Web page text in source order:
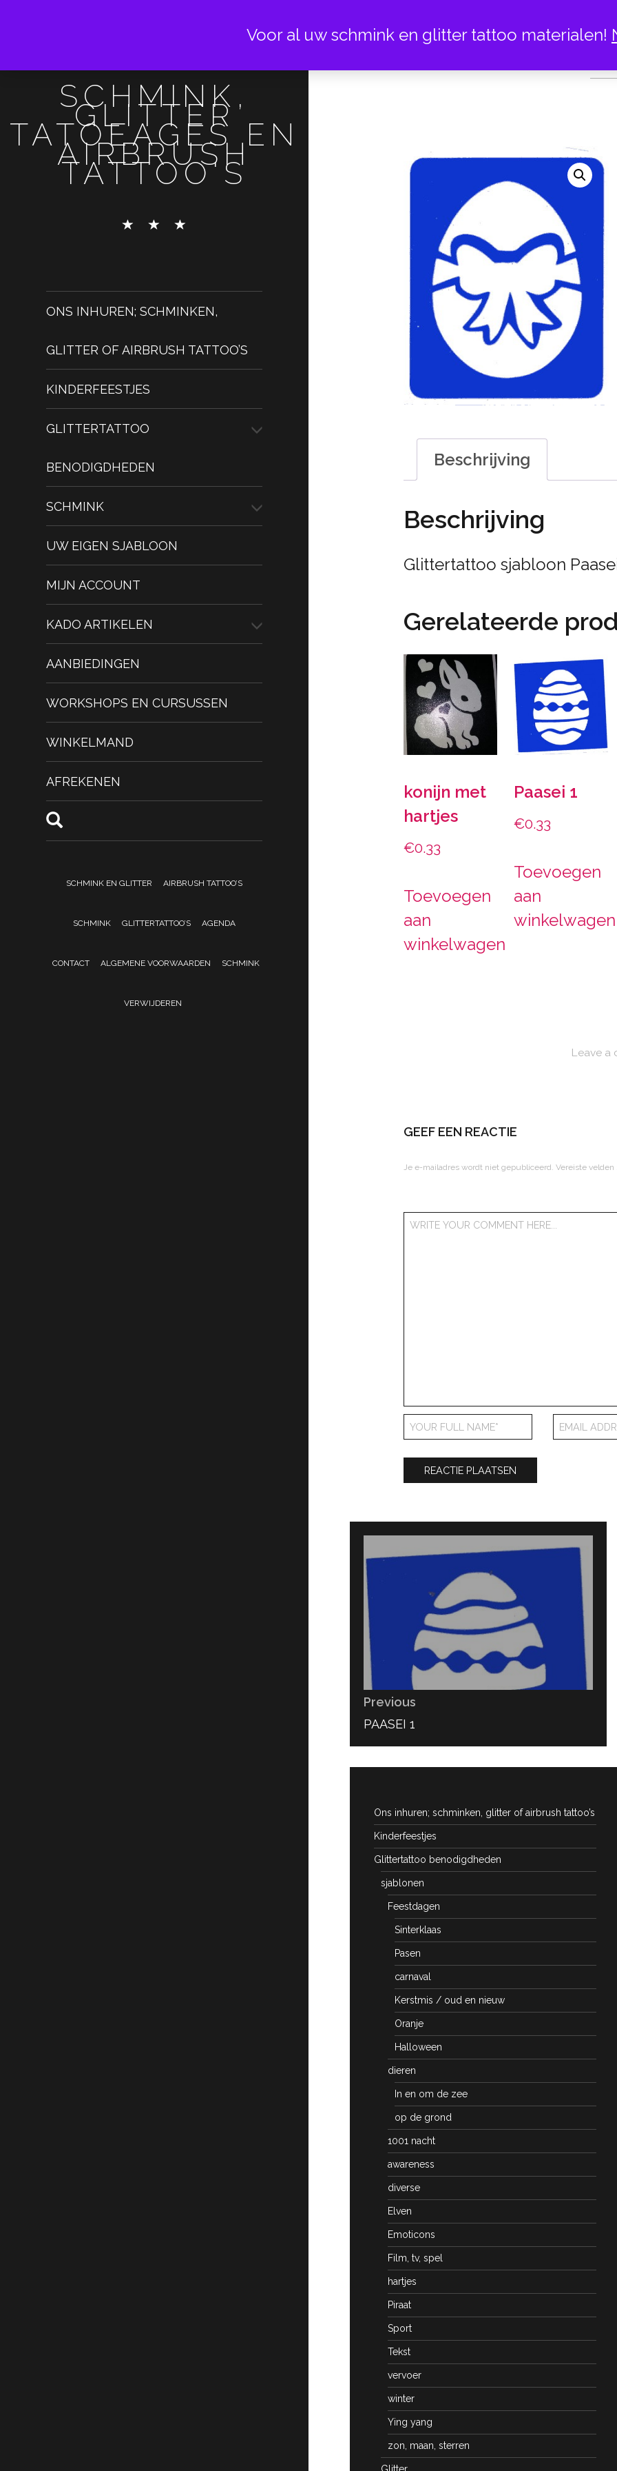
SCHMINK,
GLITTER
TATOEAGES EN
AIRBRUSH
TATTOO'S
ONS INHUREN; SCHMINKEN,
GLITTER OF AIRBRUSH TATTOO’S
KINDERFEESTJES
GLITTERTATTOO
BENODIGDHEDEN
SCHMINK
UW EIGEN SJABLOON
MIJN ACCOUNT
KADO ARTIKELEN
AANBIEDINGEN
WORKSHOPS EN CURSUSSEN
WINKELMAND
AFREKENEN
SCHMINK EN GLITTER AIRBRUSH TATTOO’S
SCHMINK GLITTERTATTOO’S AGENDA
CONTACT ALGEMENE VOORWAARDEN SCHMINK
VERWIJDEREN
Beschrijving
Beschrijving
Glittertattoo sjabloon
Gerelateerde
konijn met
hartjes
€0.33
Toevoegen
aan
winkelwagen
Paasei 1
€0.33
Toevoegen
aan
winkelwagen
Leave a
GEEF EEN REACTIE
Je e-mailadres wordt niet gepubliceerd. Vereiste
Bericht
navigatie
Previous
PREVIOUS
PAASEI 1
Ons inhuren; schminken, glitter of airbrush tattoo’s
Kinderfeestjes
Glittertattoo benodigdheden
sjablonen
Feestdagen
Sinterklaas
Pasen
carnaval
Kerstmis / oud en nieuw
Oranje
Halloween
dieren
In en om de zee
op de grond
1001 nacht
awareness
diverse
Elven
Emoticons
Film, tv, spel
hartjes
Piraat
Sport
Tekst
vervoer
winter
Ying yang
zon, maan, sterren
Voor al uw schmink en glitter tattoo materialen!